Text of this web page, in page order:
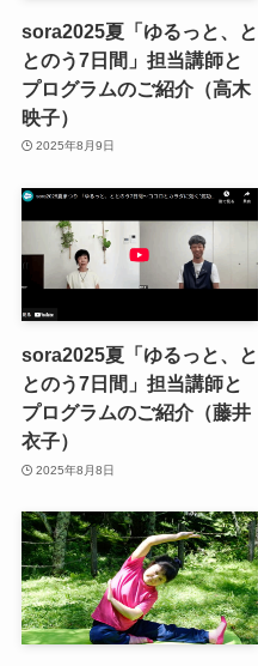
sora2025夏「ゆるっと、と
とのう7日間」担当講師と
プログラムのご紹介（高木
映子）
2025年8月9日
sora2025夏「ゆるっと、と
とのう7日間」担当講師と
プログラムのご紹介（藤井
衣子）
2025年8月8日